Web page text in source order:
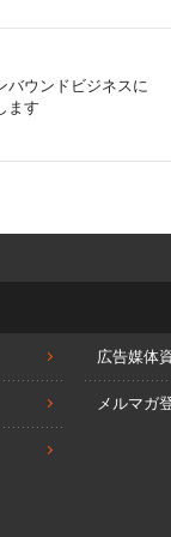
バウンドビジネスに
ます
広告媒体
メルマガ